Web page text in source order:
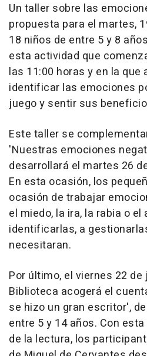
Un taller sobre las
propuesta para el martes,
18 niños de entre 5 y 8
esta actividad que
las 11:00 horas y en la que
identificar las emociones
juego y sentir sus
Este taller se
'Nuestras emociones
desarrollará el martes 26
En esta ocasión, los
ocasión de trabajar
el miedo, la ira, la rabia o
identificarlas, a
necesitaran.
Por último, el viernes 22
Biblioteca acogerá el
se hizo un gran escritor',
entre 5 y 14 años. Con
de la lectura, los